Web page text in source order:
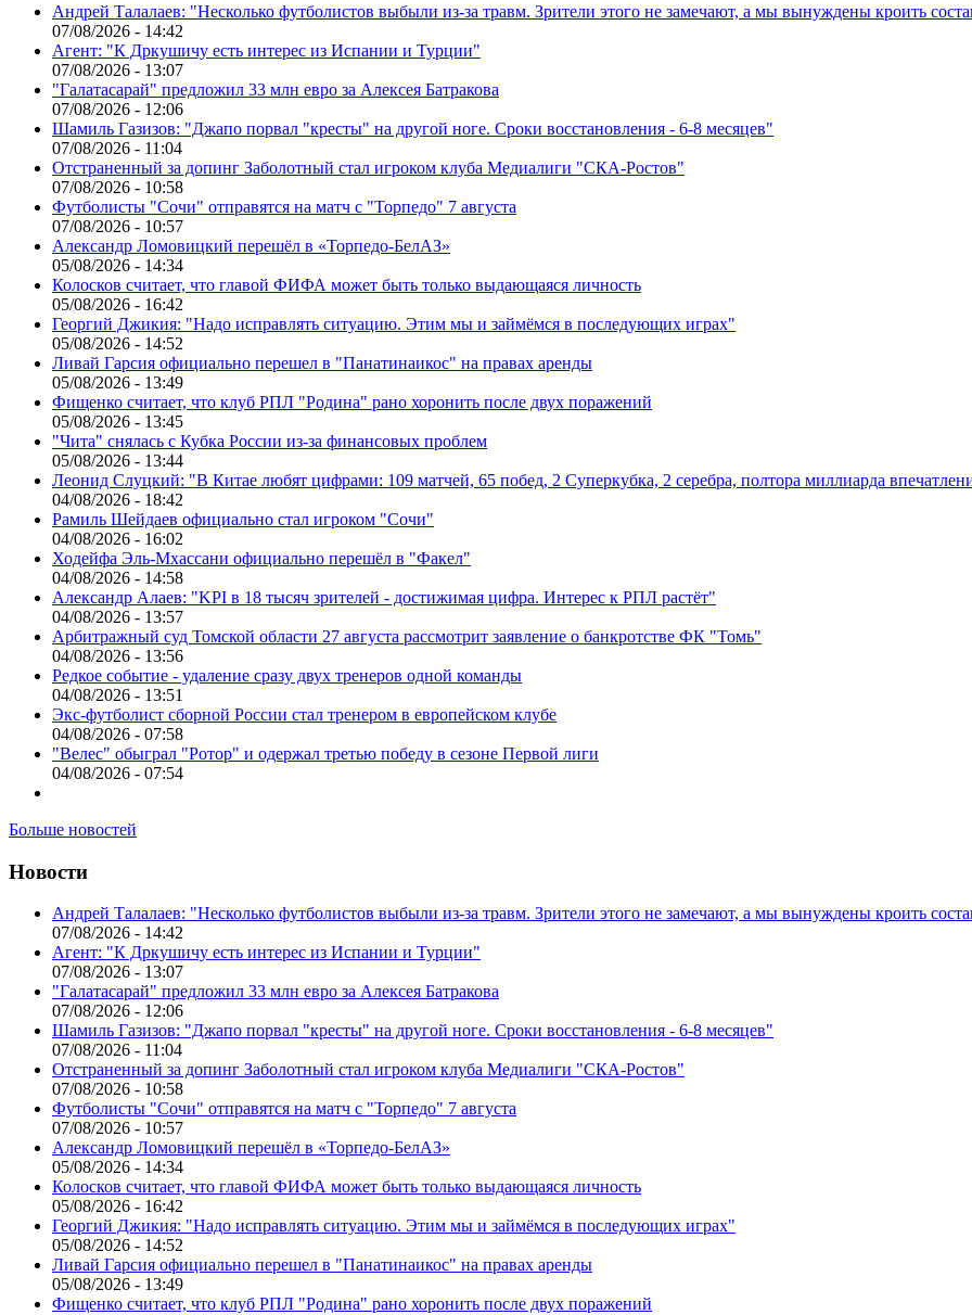
Андрей Талалаев: "Несколько футболистов выбыли из-за травм. Зрители этого не замечают, а мы вынуждены кроить
07/08/2026 - 14:42
Агент: "К Дркушичу есть интерес из Испании и Турции"
07/08/2026 - 13:07
"Галатасарай" предложил 33 млн евро за Алексея Батракова
07/08/2026 - 12:06
Шамиль Газизов: "Джапо порвал "кресты" на другой ноге. Сроки восстановления - 6-8 месяцев"
07/08/2026 - 11:04
Отстраненный за допинг Заболотный стал игроком клуба Медиалиги "СКА-Ростов"
07/08/2026 - 10:58
Футболисты "Сочи" отправятся на матч с "Торпедо" 7 августа
07/08/2026 - 10:57
Александр Ломовицкий перешёл в «Торпедо-БелАЗ»
05/08/2026 - 14:34
Колосков считает, что главой ФИФА может быть только выдающаяся личность
05/08/2026 - 16:42
Георгий Джикия: "Надо исправлять ситуацию. Этим мы и займёмся в последующих играх"
05/08/2026 - 14:52
Ливай Гарсия официально перешел в "Панатинаикос" на правах аренды
05/08/2026 - 13:49
Фищенко считает, что клуб РПЛ "Родина" рано хоронить после двух поражений
05/08/2026 - 13:45
"Чита" снялась с Кубка России из-за финансовых проблем
05/08/2026 - 13:44
Леонид Слуцкий: "В Китае любят цифрами: 109 матчей, 65 побед, 2 Суперкубка, 2 серебра, полтора миллиарда
04/08/2026 - 18:42
Рамиль Шейдаев официально стал игроком "Сочи"
04/08/2026 - 16:02
Ходейфа Эль-Мхассани официально перешёл в "Факел"
04/08/2026 - 14:58
Александр Алаев: "KPI в 18 тысяч зрителей - достижимая цифра. Интерес к РПЛ растёт"
04/08/2026 - 13:57
Арбитражный суд Томской области 27 августа рассмотрит заявление о банкротстве ФК "Томь"
04/08/2026 - 13:56
Редкое событие - удаление сразу двух тренеров одной команды
04/08/2026 - 13:51
Экс-футболист сборной России стал тренером в европейском клубе
04/08/2026 - 07:58
"Велес" обыграл "Ротор" и одержал третью победу в сезоне Первой лиги
04/08/2026 - 07:54
Больше новостей
Новости
Андрей Талалаев: "Несколько футболистов выбыли из-за травм. Зрители этого не замечают, а мы вынуждены кроить
07/08/2026 - 14:42
Агент: "К Дркушичу есть интерес из Испании и Турции"
07/08/2026 - 13:07
"Галатасарай" предложил 33 млн евро за Алексея Батракова
07/08/2026 - 12:06
Шамиль Газизов: "Джапо порвал "кресты" на другой ноге. Сроки восстановления - 6-8 месяцев"
07/08/2026 - 11:04
Отстраненный за допинг Заболотный стал игроком клуба Медиалиги "СКА-Ростов"
07/08/2026 - 10:58
Футболисты "Сочи" отправятся на матч с "Торпедо" 7 августа
07/08/2026 - 10:57
Александр Ломовицкий перешёл в «Торпедо-БелАЗ»
05/08/2026 - 14:34
Колосков считает, что главой ФИФА может быть только выдающаяся личность
05/08/2026 - 16:42
Георгий Джикия: "Надо исправлять ситуацию. Этим мы и займёмся в последующих играх"
05/08/2026 - 14:52
Ливай Гарсия официально перешел в "Панатинаикос" на правах аренды
05/08/2026 - 13:49
Фищенко считает, что клуб РПЛ "Родина" рано хоронить после двух поражений